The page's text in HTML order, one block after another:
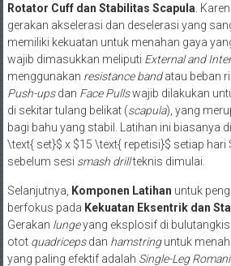
Rotator Cuff dan Stabilitas Scapula .
gerakan akselerasi dan deselerasi yang
memiliki kekuatan untuk menahan gaya
wajib dimasukkan meliputi External and
menggunakan resistance bandatau beban
Push-upsdan Face Pullswajib dilakukan
di sekitar tulang belikat (scapula), yang
bagi bahu yang stabil. Latihan ini biasanya
\text{ set}$ x $15 \text{ repetisi}$ setiap hari
sebelum sesi smash drillteknis dimulai.
Selanjutnya, Komponen Latihan untuk
berfokus pada Kekuatan Eksentrik dan
Gerakan lungeyang eksplosif di
otot quadricepsdan hamstringuntuk
yang paling efektif adalah Single-Leg